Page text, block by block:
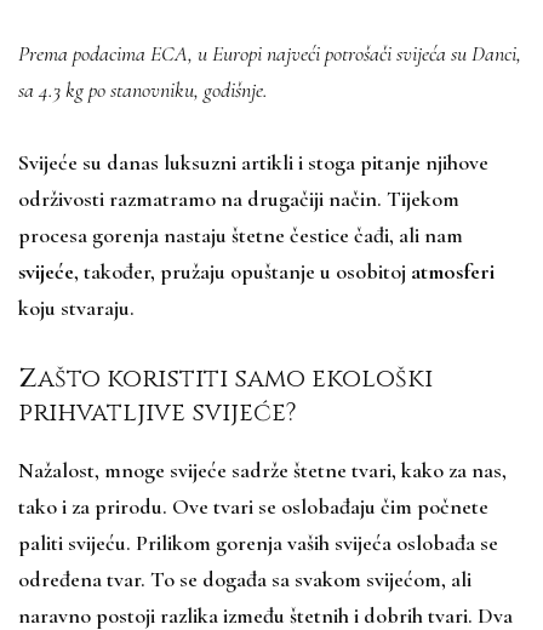
Prema podacima ECA, u Europi najveći potrošačisvijećasu Danci,
sa 4.3 kg po stanovniku, godišnje.
Svijeće su danas luksuzni artikli i stoga pitanje njihove
održivosti razmatramo na drugačiji način. Tijekom
procesa gorenja nastaju štetne čestice čađi, ali nam
svijeće, također, pružaju opuštanje u osobitoj atmosferi
koju stvaraju.
Zašto koristiti samo ekološki
prihvatljive svijeće?
Nažalost, mnoge svijeće sadrže štetne tvari, kako za nas,
tako i za prirodu. Ove tvari se oslobađaju čim počnete
paliti svijeću. Prilikom gorenja vaših svijeća oslobađa se
određena tvar. To se događa sa svakom svijećom, ali
naravno postoji razlika između štetnih i dobrih tvari. Dva